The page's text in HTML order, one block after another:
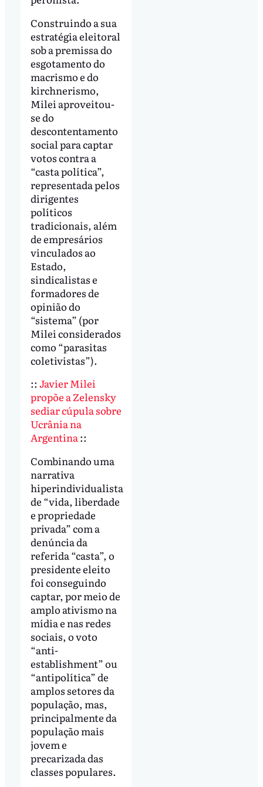
Construindo a sua
estratégia eleitoral
sob a premissa do
esgotamento do
macrismo e do
kirchnerismo,
Milei aproveitou-
se do
descontentamento
social para captar
votos contra a
“casta política”,
representada pelos
dirigentes
políticos
tradicionais, além
de empresários
vinculados ao
Estado,
sindicalistas e
formadores de
opinião do
“sistema” (por
Milei considerados
como “parasitas
coletivistas”).
:: Javier Milei
propõe a Zelensky
sediar cúpula sobre
Ucrânia na
Argentina::
Combinando uma
narrativa
hiperindividualista
de “vida, liberdade
e propriedade
privada” com a
denúncia da
referida “casta”, o
presidente eleito
foi conseguindo
captar, por meio de
amplo ativismo na
mídia e nas redes
sociais, o voto
“anti-
establishment” ou
“antipolítica” de
amplos setores da
população, mas,
principalmente da
população mais
jovem e
precarizada das
classes populares.